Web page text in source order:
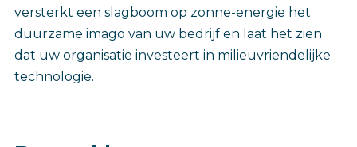
versterkt een slagboom op zonne-energie het
duurzame imago van uw bedrijf en laat het zien
dat uw organisatie investeert in milieuvriendelijke
technologie.